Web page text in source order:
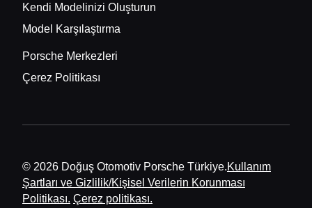
Kendi Modelinizi Oluşturun
Model Karşılaştırma
Porsche Merkezleri
Çerez Politikası
© 2026 Doğuş Otomotiv Porsche Türkiye.Kullanım
Şartları ve Gizlilik/Kişisel Verilerin Korunması
Politikası. Çerez politikası.